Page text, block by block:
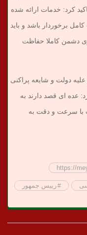
کرد: خدمات ارائه شده
برخوردار باشد و باید
دشمن کاملا حفاظت
علیه دولت و شایعه پراکنی
عده ای قصد دارند به
با سرعت و دقت به
https://
رییس جمهور